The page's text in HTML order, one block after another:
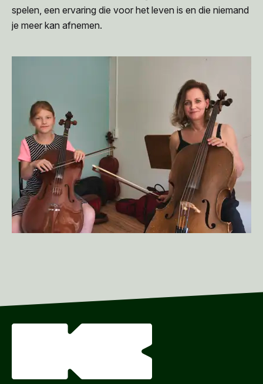
spelen, een ervaring die voor het leven is en die niemand
je meer kan afnemen.